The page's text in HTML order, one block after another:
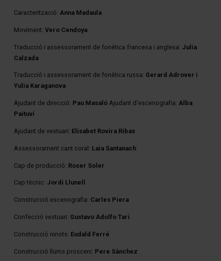
Caracterització: Anna Madaula
Moviment: Vero Cendoya
Traducció i assessorament de fonètica francesa i anglesa: Julia
Calzada
Traducció i assessorament de fonètica russa: Gerard Adrover i
Yulia Karaganova
Ajudant de direcció: Pau Masaló Ajudant d'escenografia: Alba
Paituví
Ajudant de vestuari: Elisabet Rovira Ribas
Assessorament cant coral: Laia Santanach
Cap de producció: Roser Soler
Cap tècnic: Jordi Llunell
Construcció escenografia: Carles Piera
Confecció vestuari: Gustavo Adolfo Tarí
Construcció ninots: Eudald Ferré
Construcció llums prosceni: Pere Sànchez